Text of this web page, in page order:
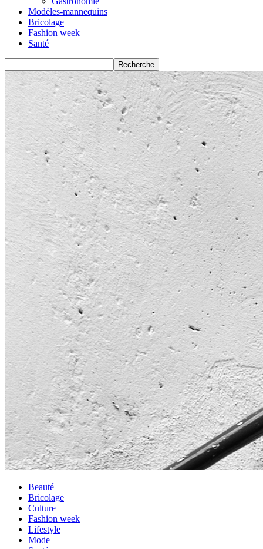
Modèles-mannequins
Bricolage
Fashion week
Santé
Beauté
Bricolage
Culture
Fashion week
Lifestyle
Mode